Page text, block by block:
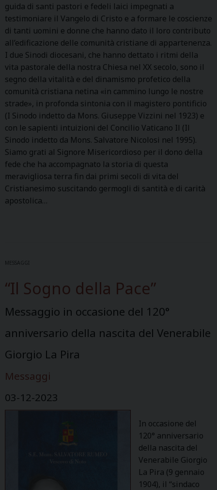
guida di santi pastori e fedeli laici impegnati a
testimoniare il Vangelo di Cristo e a formare le coscienze
di tanti uomini e donne che hanno dato il loro contributo
all’edificazione delle comunità cristiane di appartenenza.
I due Sinodi diocesani, che hanno dettato i ritmi della
vita pastorale della nostra Chiesa nel XX secolo, sono il
segno della vitalità e del dinamismo profetico della
comunità cristiana netina «in cammino lungo le nostre
strade», in profonda sintonia con il magistero pontificio
(I Sinodo indetto da Mons. Giuseppe Vizzini nel 1923) e
con le sapienti intuizioni del Concilio Vaticano Il (Il
Sinodo indetto da Mons. Salvatore Nicolosi nel 1995).
Siamo grati al Signore Misericordioso per il dono della
fede che ha accompagnato la storia di questa
meravigliosa terra fin dai primi secoli di vita del
Cristianesimo suscitando germogli di santità e di carità
apostolica…
MESSAGGI
“Il Sogno della Pace”
Messaggio in occasione del 120°
anniversario della nascita del Venerabile
Giorgio La Pira
Messaggi
03-12-2023
In occasione del
120° anniversario
della nascita del
Venerabile Giorgio
La Pira (9 gennaio
1904), il “sindaco